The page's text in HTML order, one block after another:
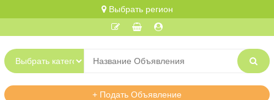
Выбрать регион
+ Подать Объявление